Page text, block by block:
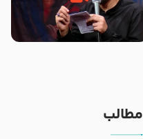
من غلام نوکراتم من عاشق کربلاتم
– شور زمینه – شب هفتم – محرم